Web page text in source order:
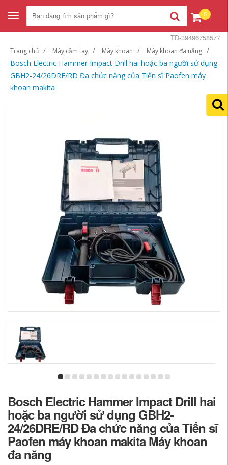
Toggle
navigation
0
Trang chủ Máy cầm tay Máy khoan Máy khoan đa năng
Bosch Electric Hammer Impact Drill hai hoặc ba người sử dụng
GBH2-24/26DRE/RD Đa chức năng của Tiến sĩ Paofen máy
khoan makita
TD-39496758577
Bosch Electric Hammer Impact Drill hai
hoặc ba người sử dụng GBH2-
24/26DRE/RD Đa chức năng của Tiến sĩ
Paofen máy khoan makita Máy khoan
đa năng